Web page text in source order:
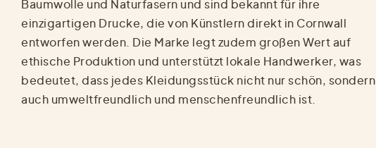
Baumwolle und Naturfasern und sind bekannt für ihre
einzigartigen Drucke, die von Künstlern direkt in Cornwall
entworfen werden. Die Marke legt zudem großen Wert auf
ethische Produktion und unterstützt lokale Handwerker, was
bedeutet, dass jedes Kleidungsstück nicht nur schön, sondern
auch umweltfreundlich und menschenfreundlich ist.